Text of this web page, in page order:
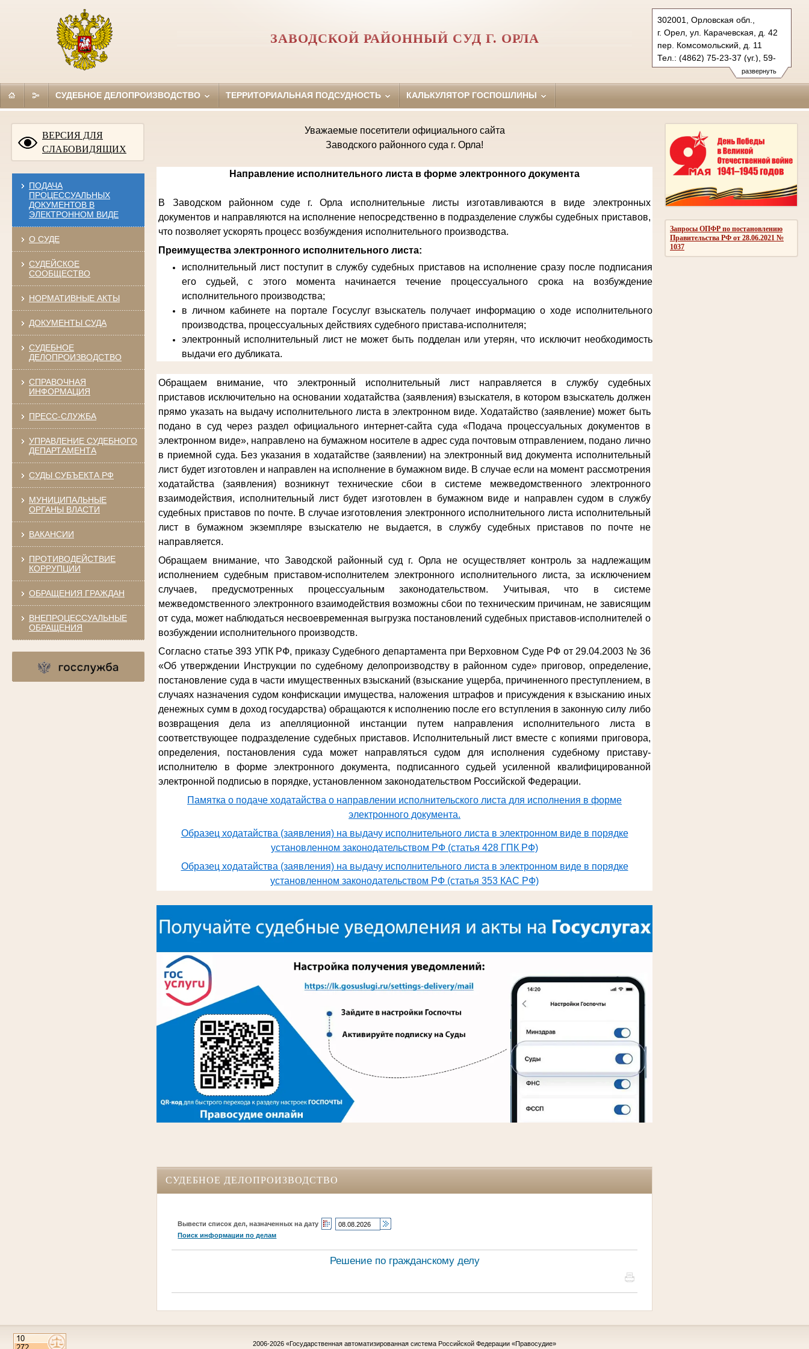
развернуть
302001, Орловская обл.,
г. Орел, ул. Карачевская, д. 42
пер. Комсомольский, д. 11
Тел.: (4862) 75-23-37 (уг.), 59-
63-47 (гражд.)
zavodskoy.orl@sudrf.ru
ЗАВОДСКОЙ РАЙОННЫЙ СУД Г. ОРЛА
СУДЕБНОЕ ДЕЛОПРОИЗВОДСТВО ТЕРРИТОРИАЛЬНАЯ ПОДСУДНОСТЬ КАЛЬКУЛЯТОР ГОСПОШЛИНЫ
ВЕРСИЯ ДЛЯ
СЛАБОВИДЯЩИХ
ПОДАЧА
ПРОЦЕССУАЛЬНЫХ
ДОКУМЕНТОВ В
ЭЛЕКТРОННОМ ВИДЕ
О СУДЕ
СУДЕЙСКОЕ
СООБЩЕСТВО
НОРМАТИВНЫЕ АКТЫ
ДОКУМЕНТЫ СУДА
СУДЕБНОЕ
ДЕЛОПРОИЗВОДСТВО
СПРАВОЧНАЯ
ИНФОРМАЦИЯ
ПРЕСС-СЛУЖБА
УПРАВЛЕНИЕ СУДЕБНОГО
ДЕПАРТАМЕНТА
СУДЫ СУБЪЕКТА РФ
МУНИЦИПАЛЬНЫЕ
ОРГАНЫ ВЛАСТИ
ВАКАНСИИ
ПРОТИВОДЕЙСТВИЕ
КОРРУПЦИИ
ОБРАЩЕНИЯ ГРАЖДАН
ВНЕПРОЦЕССУАЛЬНЫЕ
ОБРАЩЕНИЯ
Запросы ОПФР по постановлению
Правительства РФ от 28.06.2021 №
1037
Уважаемые посетители официального сайта
Заводского районного суда г. Орла!
Направление исполнительного листа в форме электронного документа
В Заводском районном суде г. Орла исполнительные листы изготавливаются в виде электронных
документов и направляются на исполнение непосредственно в подразделение службы судебных приставов,
что позволяет ускорять процесс возбуждения исполнительного производства.
Преимущества электронного исполнительного листа:
исполнительный лист поступит в службу судебных приставов на исполнение сразу после подписания
его судьей, с этого момента начинается течение процессуального срока на возбуждение
исполнительного производства;
в личном кабинете на портале Госуслуг взыскатель получает информацию о ходе исполнительного
производства, процессуальных действиях судебного пристава-исполнителя;
электронный исполнительный лист не может быть подделан или утерян, что исключит необходимость
выдачи его дубликата.
Обращаем внимание, что электронный исполнительный лист направляется в службу судебных
приставов исключительно на основании ходатайства (заявления) взыскателя, в котором взыскатель должен
прямо указать на выдачу исполнительного листа в электронном виде. Ходатайство (заявление) может быть
подано в суд через раздел официального интернет-сайта суда «Подача процессуальных документов в
электронном виде», направлено на бумажном носителе в адрес суда почтовым отправлением, подано лично
в приемной суда. Без указания в ходатайстве (заявлении) на электронный вид документа исполнительный
лист будет изготовлен и направлен на исполнение в бумажном виде. В случае если на момент рассмотрения
ходатайства (заявления) возникнут технические сбои в системе межведомственного электронного
взаимодействия, исполнительный лист будет изготовлен в бумажном виде и направлен судом в службу
судебных приставов по почте. В случае изготовления электронного исполнительного листа исполнительный
лист в бумажном экземпляре взыскателю не выдается, в службу судебных приставов по почте не
направляется.
Обращаем внимание, что Заводской районный суд г. Орла не осуществляет контроль за надлежащим
исполнением судебным приставом-исполнителем электронного исполнительного листа, за исключением
случаев, предусмотренных процессуальным законодательством. Учитывая, что в системе
межведомственного электронного взаимодействия возможны сбои по техническим причинам, не зависящим
от суда, может наблюдаться несвоевременная выгрузка постановлений судебных приставов-исполнителей о
возбуждении исполнительного производств.
Согласно статье 393 УПК РФ, приказу Судебного департамента при Верховном Суде РФ от 29.04.2003 № 36
«Об утверждении Инструкции по судебному делопроизводству в районном суде» приговор, определение,
постановление суда в части имущественных взысканий (взыскание ущерба, причиненного преступлением, в
случаях назначения судом конфискации имущества, наложения штрафов и присуждения к взысканию иных
денежных сумм в доход государства) обращаются к исполнению после его вступления в законную силу либо
возвращения дела из апелляционной инстанции путем направления исполнительного листа в
соответствующее подразделение судебных приставов. Исполнительный лист вместе с копиями приговора,
определения, постановления суда может направляться судом для исполнения судебному приставу-
исполнителю в форме электронного документа, подписанного судьей усиленной квалифицированной
электронной подписью в порядке, установленном законодательством Российской Федерации.
Памятка о подаче ходатайства о направлении исполнительского листа для исполнения в форме
электронного документа.
Образец ходатайства (заявления) на выдачу исполнительного листа в электронном виде в порядке
установленном законодательством РФ (статья 428 ГПК РФ)
Образец ходатайства (заявления) на выдачу исполнительного листа в электронном виде в порядке
установленном законодательством РФ (статья 353 КАС РФ)
СУДЕБНОЕ ДЕЛОПРОИЗВОДСТВО
Вывести список дел, назначенных на дату
Поиск информации по делам
Решение по гражданскому делу
2006-2026 «Государственная автоматизированная система Российской Федерации «Правосудие»